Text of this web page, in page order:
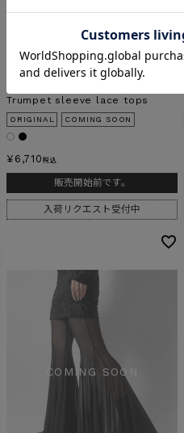
Trumpet sleeve lace tops
ORIGINAL COMING SOON
¥ 6,710 税込
販売開始前です。
入荷リクエスト受付中